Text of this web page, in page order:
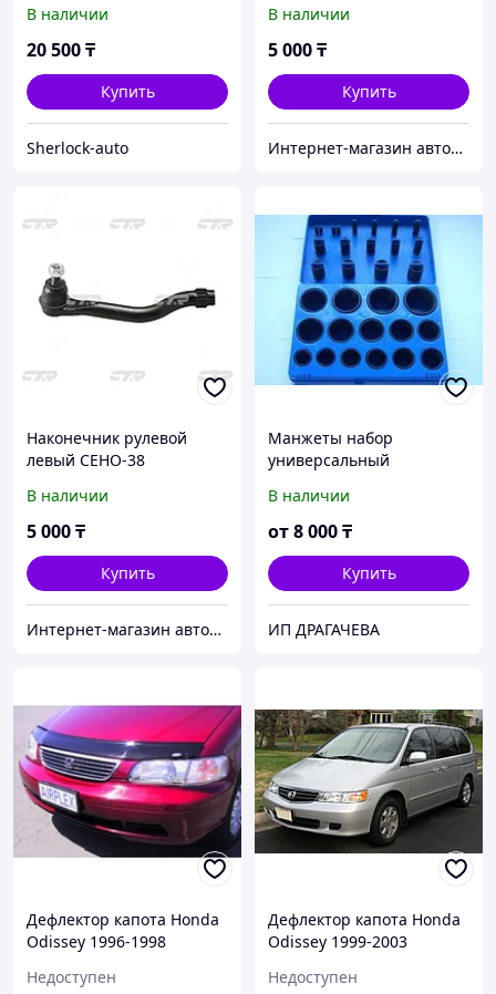
В наличии
20 500₸
Купить
Sherlock-auto
В наличии
5 000₸
Купить
Интернет-магазин автозапчастей Parts-shop.kz
Наконечник рулевой
левый CEHO-38
В наличии
5 000₸
Купить
Интернет-магазин автозапчастей Parts-shop.kz
Манжеты набор
универсальный
В наличии
от8 000₸
Купить
ИП ДРАГАЧЕВА
Дефлектор капота Honda
Odissey 1996-1998
Недоступен
Дефлектор капота Honda
Odissey 1999-2003
Недоступен